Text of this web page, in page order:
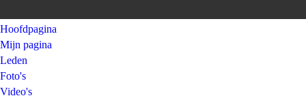
Hoofdpagina
Mijn pagina
Leden
Foto's
Video's